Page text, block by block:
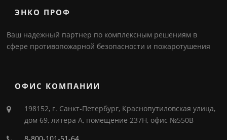
ЭНКО ПРОФ
Ваш надежный партнер по комплексным решениям в
сфере противопожарной безопасности и пожаротушения
ОФИС КОМПАНИИ
198152, г. Санкт-Петербург, Краснопутиловская улица,
дом 69, литера А, помещение 237Н, офис №550В
8-800-101-51-64